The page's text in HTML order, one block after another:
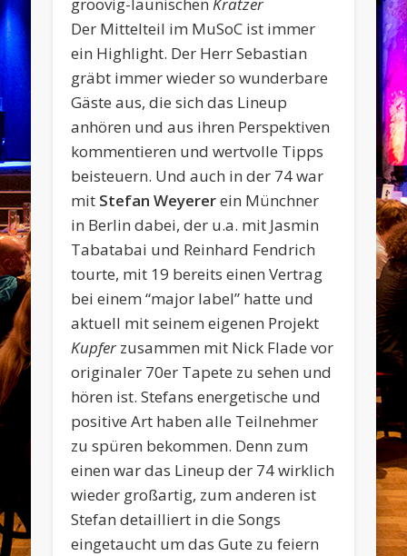
groovig-launischenKratzer
Der Mittelteil im MuSoC ist immer
ein Highlight. Der Herr Sebastian
gräbt immer wieder so wunderbare
Gäste aus, die sich das Lineup
anhören und aus ihren Perspektiven
kommentieren und wertvolle Tipps
beisteuern. Und auch in der 74 war
mit Stefan Weyererein Münchner
in Berlin dabei, der u.a. mit Jasmin
Tabatabai und Reinhard Fendrich
tourte, mit 19 bereits einen Vertrag
bei einem “major label” hatte und
aktuell mit seinem eigenen Projekt
Kupfer zusammen mit Nick Flade vor
originaler 70er Tapete zu sehen und
hören ist. Stefans energetische und
positive Art haben alle Teilnehmer
zu spüren bekommen. Denn zum
einen war das Lineup der 74 wirklich
wieder großartig, zum anderen ist
Stefan detailliert in die Songs
eingetaucht um das Gute zu feiern